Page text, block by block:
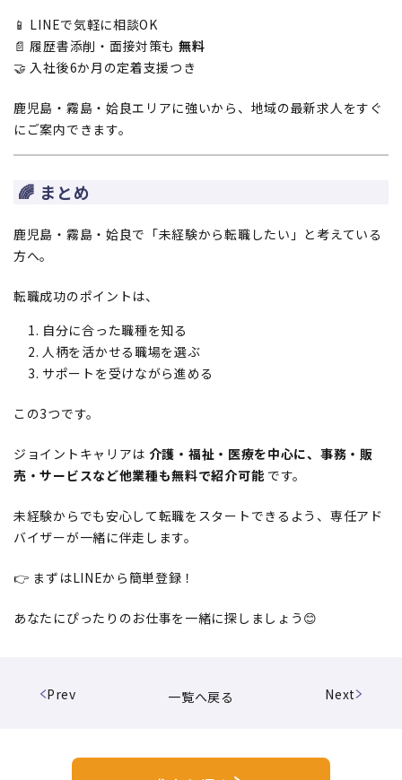
📱 LINEで気軽に相談OK
📄 履歴書添削・面接対策も 無料
🤝 入社後6か月の定着支援つき
鹿児島・霧島・姶良エリアに強いから、地域の最新求人をすぐ
にご案内できます。
🌈 まとめ
鹿児島・霧島・姶良で「未経験から転職したい」と考えている
方へ。
転職成功のポイントは、
自分に合った職種を知る
人柄を活かせる職場を選ぶ
サポートを受けながら進める
この3つです。
ジョイントキャリアは 介護・福祉・医療を中心に、事務・販
売・サービスなど他業種も無料で紹介可能です。
未経験からでも安心して転職をスタートできるよう、専任アド
バイザーが一緒に伴走します。
👉 まずはLINEから簡単登録！
あなたにぴったりのお仕事を一緒に探しましょう😊
一覧へ戻る
Prev Next